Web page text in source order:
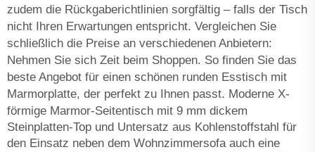
zudem die Rückgaberichtlinien sorgfältig – falls der Tisch
nicht Ihren Erwartungen entspricht. Vergleichen Sie
schließlich die Preise an verschiedenen Anbietern:
Nehmen Sie sich Zeit beim Shoppen. So finden Sie das
beste Angebot für einen schönen runden Esstisch mit
Marmorplatte, der perfekt zu Ihnen passt. Moderne X-
förmige Marmor-Seitentisch mit 9 mm dickem
Steinplatten-Top und Untersatz aus Kohlenstoffstahl für
den Einsatz neben dem Wohnzimmersofa auch eine